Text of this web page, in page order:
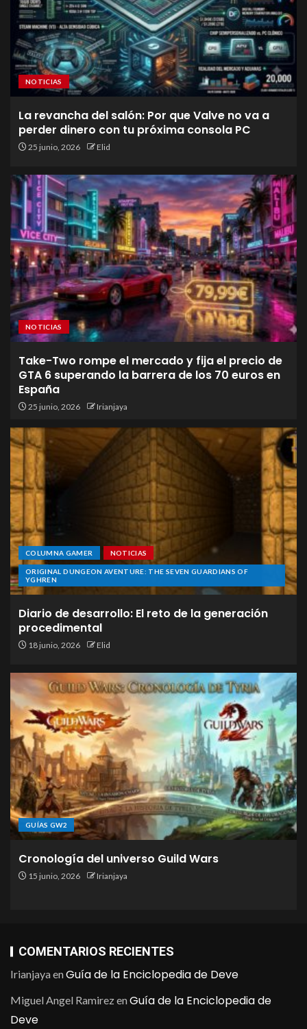
NOTICIAS
La revancha del salón: Por que Valve no va a
perder dinero con tu próxima consola PC
25 junio, 2026 Elid
NOTICIAS
Take-Two rompe el mercado y fija el precio de
GTA 6 superando la barrera de los 70 euros en
España
25 junio, 2026 Irianjaya
COLUMNA GAMER NOTICIAS
ORIGINAL DUNGEON AVENTURE: THE SEVEN GUARDIANS OF
YGHREN
Diario de desarrollo: El reto de la generación
procedimental
18 junio, 2026 Elid
GUÍAS GW2
Cronología del universo Guild Wars
15 junio, 2026 Irianjaya
COMENTARIOS RECIENTES
IrianjayaenGuía de la Enciclopedia de Deve
Miguel Angel RamirezenGuía de la Enciclopedia de
Deve